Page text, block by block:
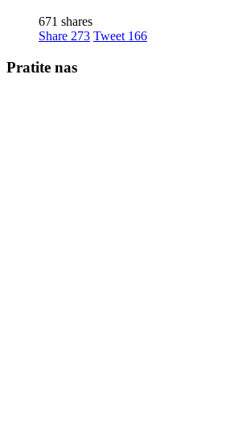
671 shares
Share 273 Tweet 166
Pratite nas